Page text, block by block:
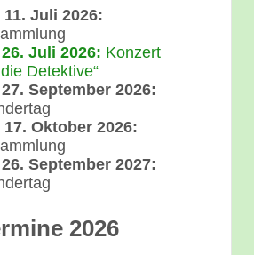
Juli 2026:
Juli 2026: Konzert
Detektive“
September 2026:
Oktober 2026:
September 2027:
2026